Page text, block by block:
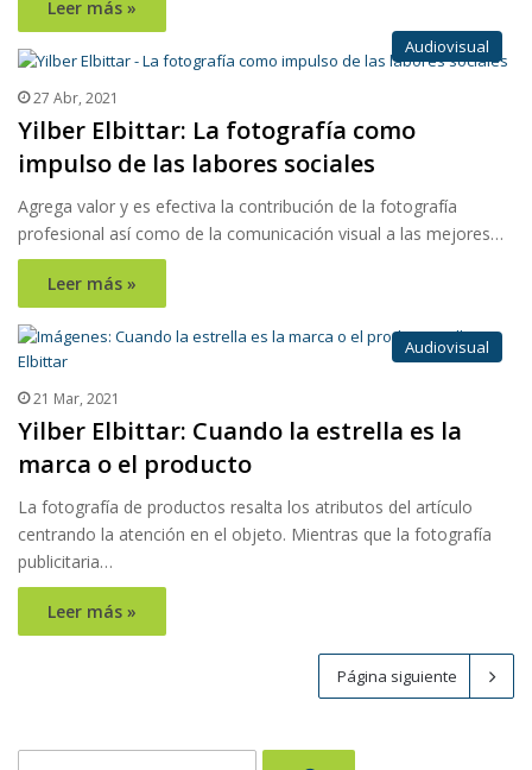
Leer más »
Audiovisual
27 Abr, 2021
Yilber Elbittar: La fotografía como
impulso de las labores sociales
Agrega valor y es efectiva la contribución de la fotografía
profesional así como de la comunicación visual a las mejores…
Leer más »
Audiovisual
21 Mar, 2021
Yilber Elbittar: Cuando la estrella es la
marca o el producto
La fotografía de productos resalta los atributos del artículo
centrando la atención en el objeto. Mientras que la fotografía
publicitaria…
Leer más »
Página siguiente